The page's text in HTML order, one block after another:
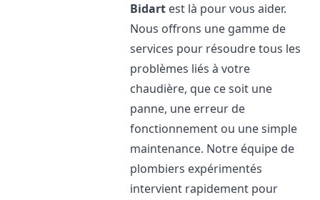
Bidart est là pour vous aider.
Nous offrons une gamme de
services pour résoudre tous les
problèmes liés à votre
chaudière, que ce soit une
panne, une erreur de
fonctionnement ou une simple
maintenance. Notre équipe de
plombiers expérimentés
intervient rapidement pour